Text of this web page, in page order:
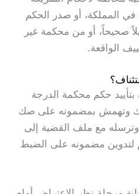
في المملكة، أو صدر الحكم
صحيحاً، أو من محكمة غير
الواقعة.
حكم محكمة الدرجة
بذلك وتهمش بمضمونه على صك
مع ملف القضية إلى
لتدوين مضمونه على الضبط